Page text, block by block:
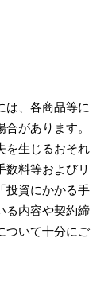
は、各商品等に
があります。
を生じるおそれ
数料等およびリ
投資にかかる手
る内容や契約締
ついて十分にご